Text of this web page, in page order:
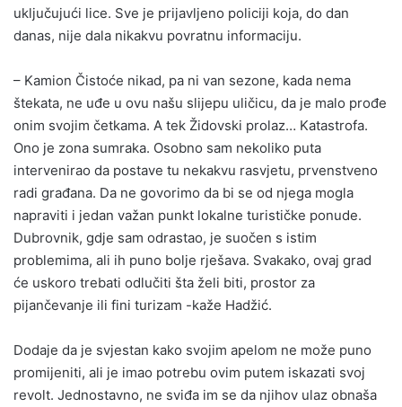
uključujući lice. Sve je prijavljeno policiji koja, do dan
danas, nije dala nikakvu povratnu informaciju.
– Kamion Čistoće nikad, pa ni van sezone, kada nema
štekata, ne uđe u ovu našu slijepu uličicu, da je malo prođe
onim svojim četkama. A tek Židovski prolaz… Katastrofa.
Ono je zona sumraka. Osobno sam nekoliko puta
intervenirao da postave tu nekakvu rasvjetu, prvenstveno
radi građana. Da ne govorimo da bi se od njega mogla
napraviti i jedan važan punkt lokalne turističke ponude.
Dubrovnik, gdje sam odrastao, je suočen s istim
problemima, ali ih puno bolje rješava. Svakako, ovaj grad
će uskoro trebati odlučiti šta želi biti, prostor za
pijančevanje ili fini turizam -kaže Hadžić.
Dodaje da je svjestan kako svojim apelom ne može puno
promijeniti, ali je imao potrebu ovim putem iskazati svoj
revolt. Jednostavno, ne sviđa im se da njihov ulaz obnaša